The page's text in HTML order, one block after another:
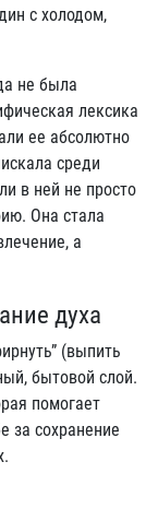
с холодом,
не была
лексика
ее абсолютно
среди
в ней не просто
Она стала
а
духа
(выпить
бытовой слой.
помогает
за сохранение